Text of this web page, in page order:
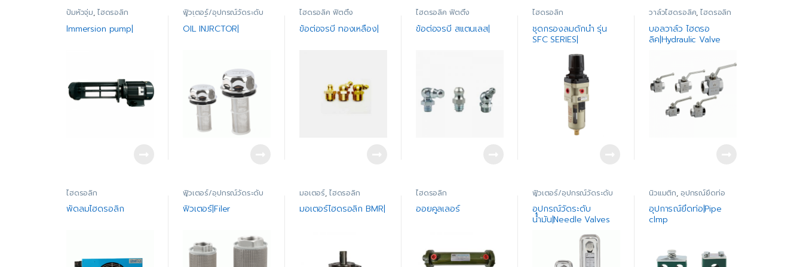
ปั้มหัวจุ่ม, ไฮดรอลิก
lmmersion pump|
ฟิวเตอร์/อุปกรณ์วัดระดับ
น้ำมัน ,ไฮดรอลิก
OIL INJRCTOR|
ไฮดรอลิค ฟิตติ้ง
ข้อต่อจรบี ทองเหลือง|
ไฮดรอลิค ฟิตติ้ง
ข้อต่อจรบี สแตนเลส|
ไฮดรอลิก
ชุดกรองลมดักน้ำ รุ่น
SFC SERIES|
วาล์วไฮดรอลิค,ไฮดรอลิก
บอลวาล์ว ไฮดรอ
ลิค|Hydraulic Valve
ไฮดรอลิก
พัดลมไฮดรอลิก
ฟิวเตอร์/อุปกรณ์วัดระดับ
น้ำมัน ไฮดรอลิก
ฟิวเตอร์|Filer
มอเตอร์, ไฮดรอลิก
มอเตอร์ไฮดรอลิก BMR|
ไฮดรอลิก
ออยคูลเลอร์
ฟิวเตอร์/อุปกรณ์วัดระดับ
น้ำมัน ไฮดรอลิก
อุปกรณ์วัดระดับ
น้ำมัน|Needle Valves
นิวแมติก, อุปกรณ์ยึดท่อ
อุปการณ์ยึดท่อ|Pipe
clmp